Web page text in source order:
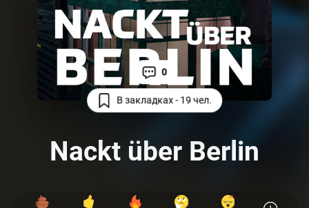
В закладках - 19 чел.
0
Nackt über Berlin